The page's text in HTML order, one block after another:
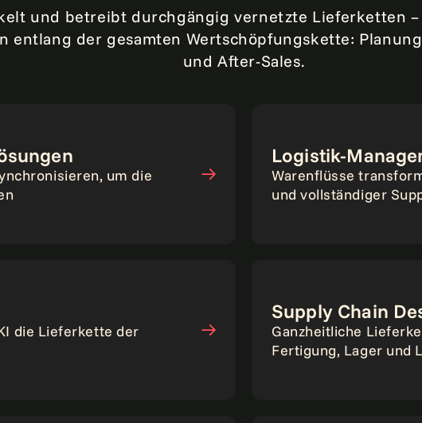
und betreibt durchgängig vernetzte Lieferketten
entlang der gesamten Wertschöpfungskette:
und After-Sales.
um die
Logistik-
Warenflüsse
und vollständiger
die Lieferkette der
Supply Chain
Ganzheitliche
Fertigung, Lager und